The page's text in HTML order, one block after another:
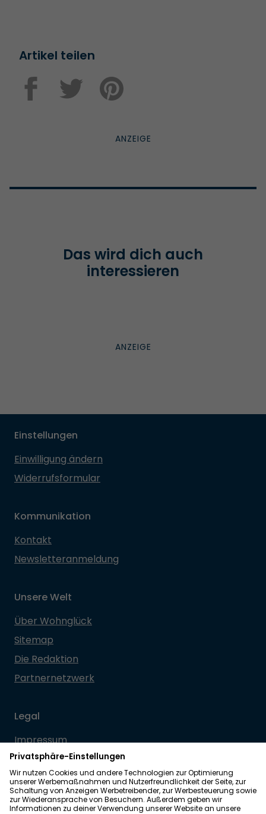
Artikel teilen
Das wird dich auch
interessieren
Einstellungen
Einwilligung ändern
Widerrufsformular
Kommunikation
Kontakt
Newsletteranmeldung
Unsere Welt
Über Wohnglück
Sitemap
Die Redaktion
Partnernetzwerk
Legal
Impressum
Datenschutz
Allgemeine Geschäftsbedingungen
Barrierefreiheit